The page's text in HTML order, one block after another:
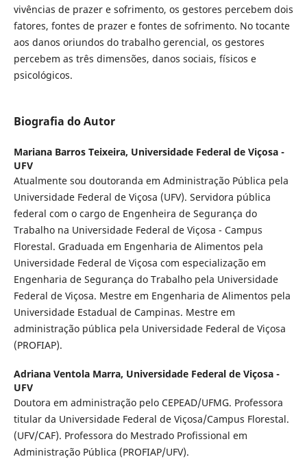
vivências de prazer e sofrimento, os gestores percebem dois
fatores, fontes de prazer e fontes de sofrimento. No tocante
aos danos oriundos do trabalho gerencial, os gestores
percebem as três dimensões, danos sociais, físicos e
psicológicos.
Biografia do Autor
Mariana Barros Teixeira, Universidade Federal de Viçosa -
UFV
Atualmente sou doutoranda em Administração Pública pela
Universidade Federal de Viçosa (UFV). Servidora pública
federal com o cargo de Engenheira de Segurança do
Trabalho na Universidade Federal de Viçosa - Campus
Florestal. Graduada em Engenharia de Alimentos pela
Universidade Federal de Viçosa com especialização em
Engenharia de Segurança do Trabalho pela Universidade
Federal de Viçosa. Mestre em Engenharia de Alimentos pela
Universidade Estadual de Campinas. Mestre em
administração pública pela Universidade Federal de Viçosa
(PROFIAP).
Adriana Ventola Marra, Universidade Federal de Viçosa -
UFV
Doutora em administração pelo CEPEAD/UFMG. Professora
titular da Universidade Federal de Viçosa/Campus Florestal.
(UFV/CAF). Professora do Mestrado Profissional em
Administração Pública (PROFIAP/UFV).